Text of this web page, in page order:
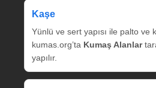
Kaşe
Yünlü ve sert yapısı ile palto ve
kumas.org’ta Kumaş Alanlar
yapılır.